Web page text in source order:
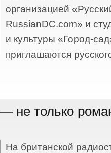
организацией
RussianDC.com» и
и культуры «Город-
приглашаются
не только
На британской